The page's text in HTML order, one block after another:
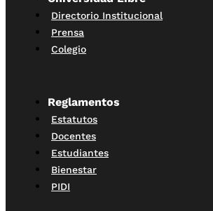
Directorio Institucional
Prensa
Colegio
Reglamentos
Estatutos
Docentes
Estudiantes
Bienestar
PIDI